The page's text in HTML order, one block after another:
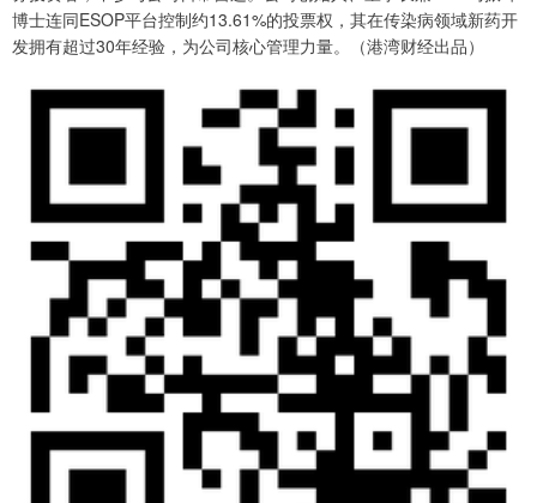
博士连同ESOP平台控制约13.61%的投票权，其在传染病领域新药开
发拥有超过30年经验，为公司核心管理力量。（港湾财经出品）